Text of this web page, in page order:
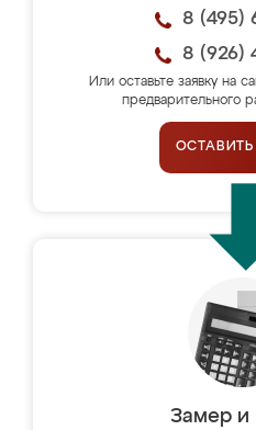
8 (495)
8 (926)
Или оставьте заявку на
предварительного
ОСТАВИТЬ
Замер и